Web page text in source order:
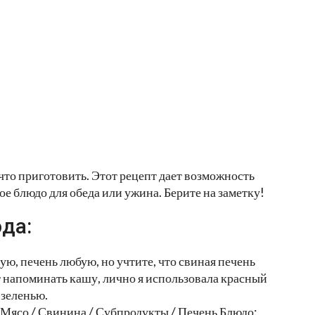
приготовить. Этот рецепт дает возможность
блюдо для обеда или ужина. Берите на заметку!
печень любую, но учтите, что свиная печень
кашу, лично я использовала красный
/ Свинина / Субпродукты / Печень Блюдо: